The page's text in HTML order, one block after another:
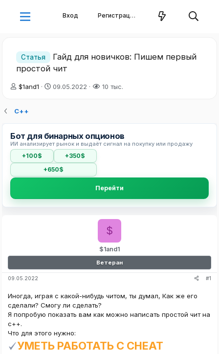
Вход Регистрация
Статья
Гайд для новичков: Пишем первый
простой чит
А
о
е
м
ы
$1and1
Д
ч
а
а
09.05.2022 10 тыс.
С++
Бот для бинарных опционов
ИИ анализирует рынок и выдаёт сигнал на покупку или продажу
+100$
+350$
+650$
Перейти
$1and1
$
Ветеран
09.05.2022 #1
Иногда, играя с какой-нибудь читом, ты думал, Как же его
сделали? Смогу ли сделать?
Я попробую показать вам как можно написать простой чит на
c++.
Что для этого нужно:
УМЕТЬ РАБОТАТЬ С CHEAT